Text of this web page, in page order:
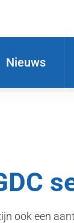
Nieuws
ook een